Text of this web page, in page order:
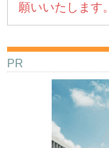
願いいたします。
PR